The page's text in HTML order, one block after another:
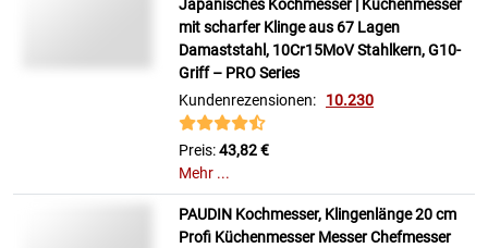
Japanisches Kochmesser | Küchenmesser
mit scharfer Klinge aus 67 Lagen
Damaststahl, 10Cr15MoV Stahlkern, G10-
Griff – PRO Series
Kundenrezensionen: 10.230
Preis:43,82 €
Mehr ...
PAUDIN Kochmesser, Klingenlänge 20 cm
Profi Küchenmesser Messer Chefmesser